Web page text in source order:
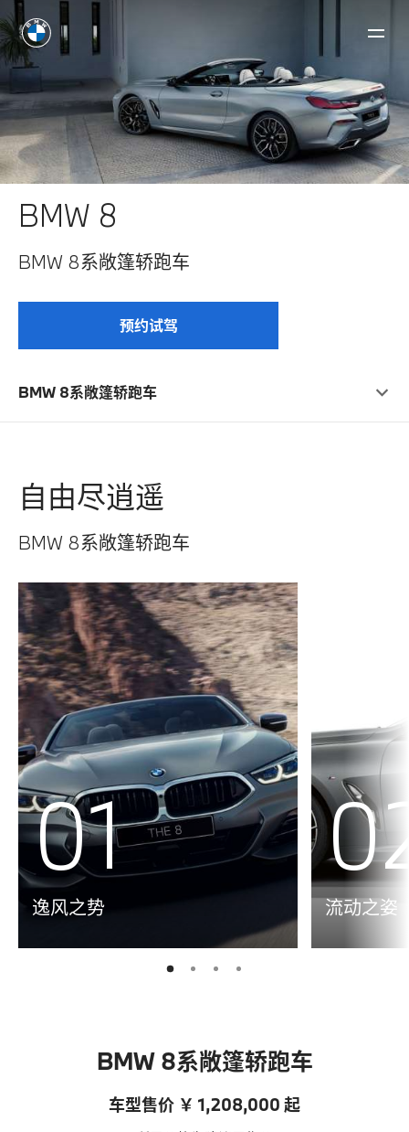
BMW 8
BMW 8系敞篷轿跑车
预约试驾
BMW 8系敞篷轿跑车
自由尽逍遥
BMW 8系敞篷轿跑车
01
逸风之势 流动之姿
1 2 3 4
BMW 8系敞篷轿跑车
车型售价 ￥ 1,208,000 起